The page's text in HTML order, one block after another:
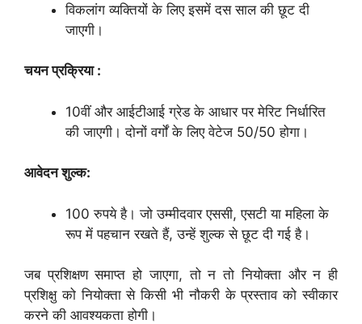
विकलांग व्यक्तियों के लिए इसमें दस साल की छूट दी
जाएगी।
चयन प्रक्रिया :
10वीं और आईटीआई ग्रेड के आधार पर मेरिट निर्धारित
की जाएगी। दोनों वर्गों के लिए वेटेज 50/50 होगा।
आवेदन शुल्क:
100 रुपये है। जो उम्मीदवार एससी, एसटी या महिला के
रूप में पहचान रखते हैं, उन्हें शुल्क से छूट दी गई है।
जब प्रशिक्षण समाप्त हो जाएगा, तो न तो नियोक्ता और न ही
प्रशिक्षु को नियोक्ता से किसी भी नौकरी के प्रस्ताव को स्वीकार
करने की आवश्यकता होगी।